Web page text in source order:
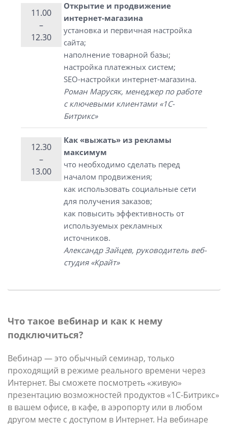
11.00
–
12.30
Открытие и продвижение
интернет-магазина
установка и первичная настройка
сайта;
наполнение товарной базы;
настройка платежных систем;
SEO-настройки интернет-магазина.
Роман Марусяк, менеджер по работе
с ключевыми клиентами «1С-
Битрикс»
12.30
–
13.00
Как «выжать» из рекламы
максимум
что необходимо сделать перед
началом продвижения;
как использовать социальные сети
для получения заказов;
как повысить эффективность от
используемых рекламных
источников.
Александр Зайцев, руководитель веб-
студия «Крайт»
Что такое вебинар и как к нему
подключиться?
Вебинар — это обычный семинар, только
проходящий в режиме реального времени через
Интернет. Вы сможете посмотреть «живую»
презентацию возможностей продуктов «1С-Битрикс»
в вашем офисе, в кафе, в аэропорту или в любом
другом месте с доступом в Интернет. На вебинаре